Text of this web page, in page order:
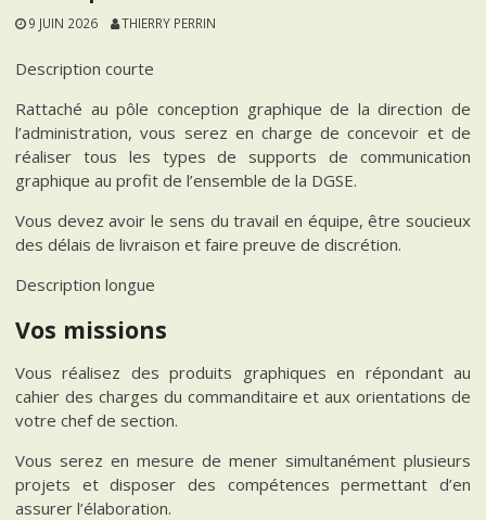
9 JUIN 2026 THIERRY PERRIN
Description courte
Rattaché au pôle conception graphique de la direction de
l’administration, vous serez en charge de concevoir et de
réaliser tous les types de supports de communication
graphique au profit de l’ensemble de la DGSE.
Vous devez avoir le sens du travail en équipe, être soucieux
des délais de livraison et faire preuve de discrétion.
Description longue
Vos missions
Vous réalisez des produits graphiques en répondant au
cahier des charges du commanditaire et aux orientations de
votre chef de section.
Vous serez en mesure de mener simultanément plusieurs
projets et disposer des compétences permettant d’en
assurer l’élaboration.